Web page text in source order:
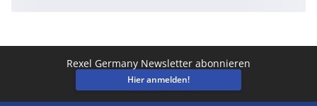
Rexel Germany Newsletter abonnieren
Hier anmelden!